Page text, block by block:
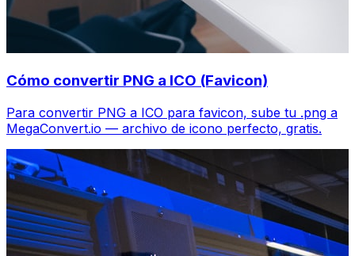
Cómo convertir PNG a ICO (Favicon)
Para convertir PNG a ICO para favicon, sube tu .png a
MegaConvert.io — archivo de icono perfecto, gratis.